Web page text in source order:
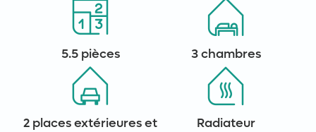
5.5 pièces 3 chambres
2 places extérieures et
Radiateur